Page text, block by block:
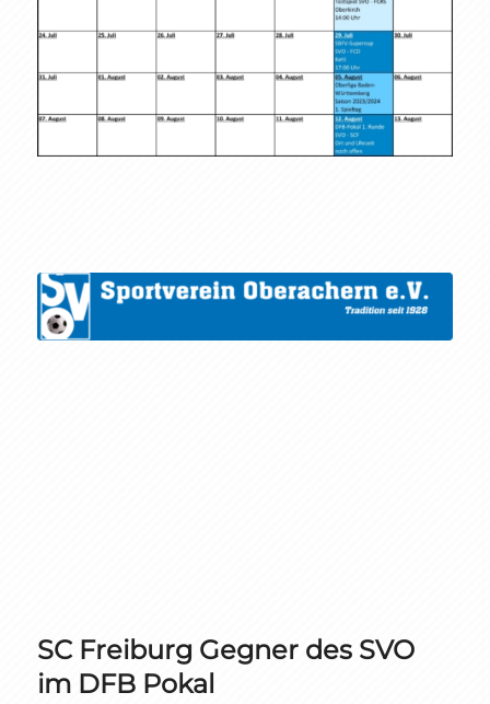
SC Freiburg Gegner des SVO
im DFB Pokal